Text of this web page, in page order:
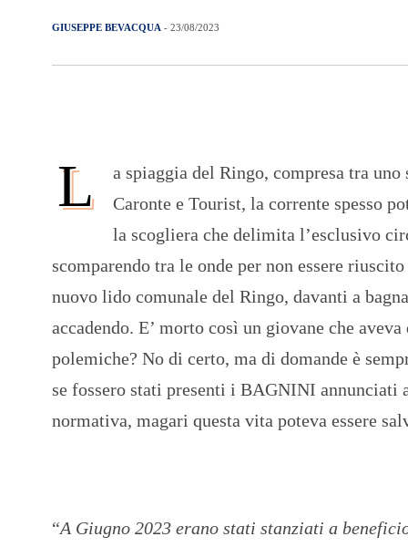
GIUSEPPE BEVACQUA - 23/08/2023
L
a spiaggia del Ringo, compresa tra
Caronte e Tourist, la corrente spesso
la scogliera che delimita l’esclusivo
scomparendo tra le onde per non essere
nuovo lido comunale del Ringo, davanti a
accadendo. E’ morto così un giovane che
polemiche? No di certo, ma di domande è
se fossero stati presenti i BAGNINI annunciati
normativa, magari questa vita poteva essere
“A Giugno 2023 erano stati stanziati a